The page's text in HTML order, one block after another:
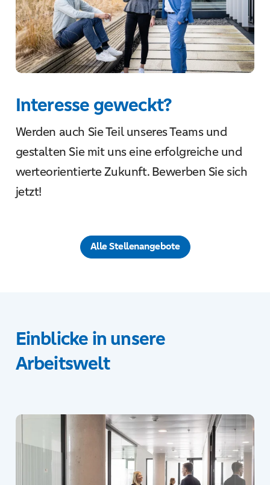
Interesse geweckt?
Werden auch Sie Teil unseres Teams und
gestalten Sie mit uns eine erfolgreiche und
werteorientierte Zukunft. Bewerben Sie sich
jetzt!
Alle Stellenangebote
Einblicke in unsere
Arbeitswelt